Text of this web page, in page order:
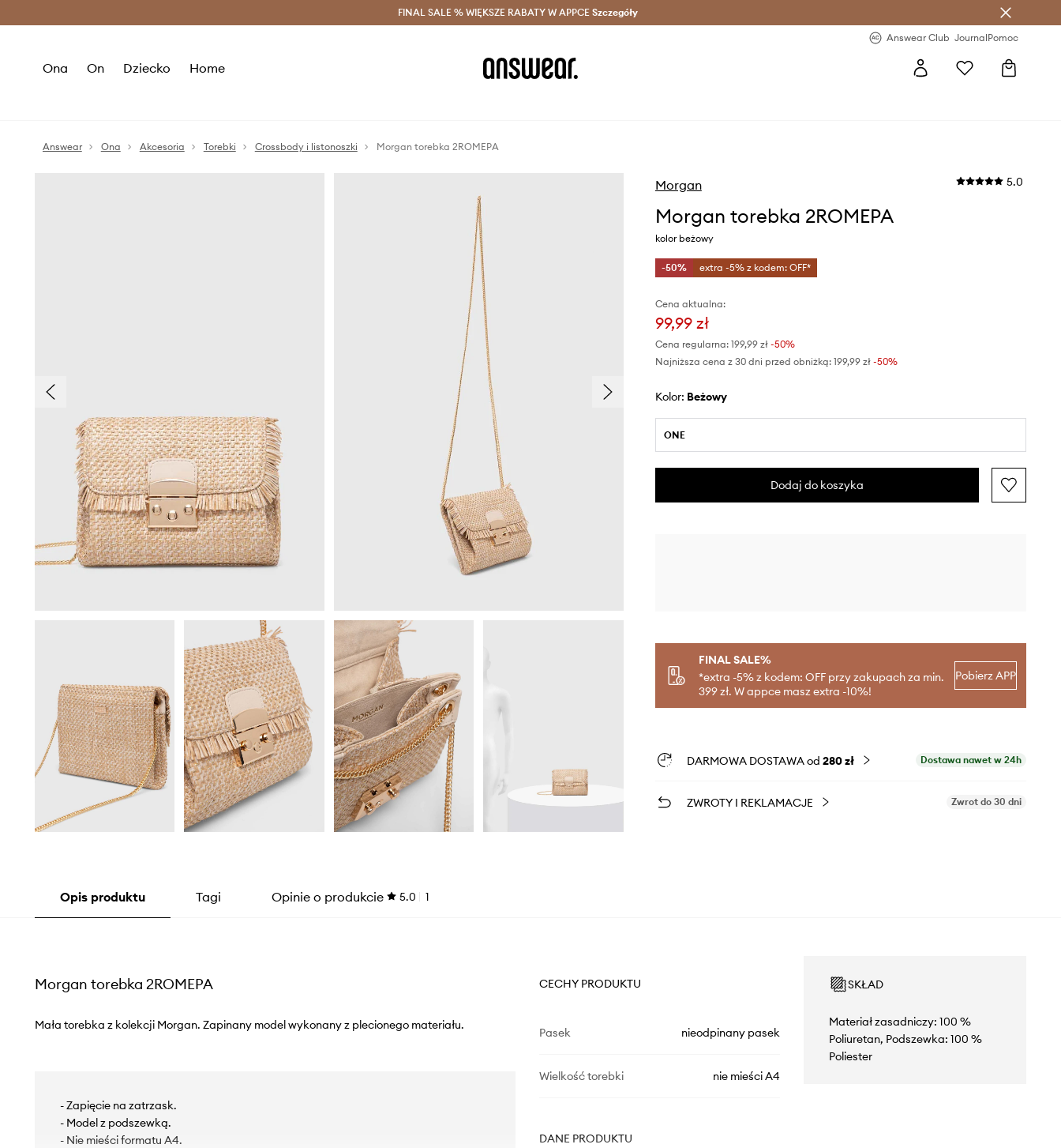
Oszczędzaj z Answear Club > Dostawa nawet w 24h >
FINAL SALE % WIĘKSZE RABATY W APPCE Szczegóły
Answear Club JournalPomoc
Ona On Dziecko Home
Answear Ona Akcesoria Torebki Crossbody i listonoszki Morgan torebka 2ROMEPA
Morgan 5.0
Morgan torebka 2ROMEPA
kolor beżowy
-50% extra -5% z kodem: OFF*
Cena aktualna:
99,99 zł
Cena regularna: 199,99 zł-50%
Najniższa cena z 30 dni przed obniżką: 199,99 zł -50%
Kolor: beżowy
ONE
Dodaj do koszyka
FINAL SALE%
*extra -5% z kodem: OFF przy zakupach za min.
399 zł. W appce masz extra -10%!
Pobierz APP
DARMOWA DOSTAWA od 280 zł Dostawa nawet w 24h
ZWROTY I REKLAMACJE Zwrot do 30 dni
Opis produktu Tagi Opinie o produkcie 5.0 1
Morgan torebka 2ROMEPA
Mała torebka z kolekcji Morgan. Zapinany model wykonany z plecionego materiału.
- Zapięcie na zatrzask.
- Model z podszewką.
- Nie mieści formatu A4.
CECHY PRODUKTU
Pasek nieodpinany pasek
Wielkość torebki nie mieści A4
DANE PRODUKTU
SKŁAD
Materiał zasadniczy: 100 %
Poliuretan, Podszewka: 100 %
Poliester